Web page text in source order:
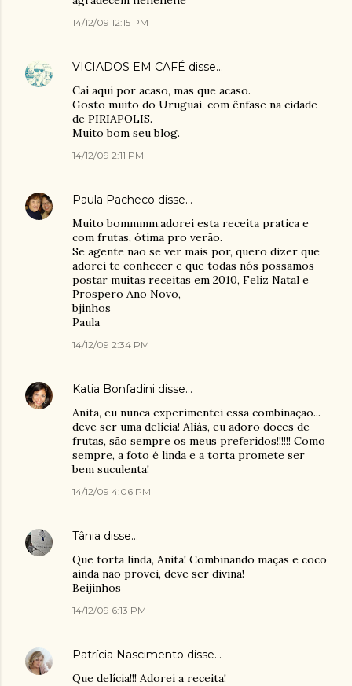
14/12/09 12:15 PM
VICIADOS EM CAFÉ disse…
Cai aqui por acaso, mas que acaso.
Gosto muito do Uruguai, com ênfase na cidade
de PIRIAPOLIS.
Muito bom seu blog.
14/12/09 2:11 PM
Paula Pacheco disse…
Muito bommmm,adorei esta receita pratica e
com frutas, ótima pro verão.
Se agente não se ver mais por, quero dizer que
adorei te conhecer e que todas nós possamos
postar muitas receitas em 2010, Feliz Natal e
Prospero Ano Novo,
bjinhos
Paula
14/12/09 2:34 PM
Katia Bonfadini disse…
Anita, eu nunca experimentei essa combinação...
deve ser uma delícia! Aliás, eu adoro doces de
frutas, são sempre os meus preferidos!!!!!! Como
sempre, a foto é linda e a torta promete ser
bem suculenta!
14/12/09 4:06 PM
Tânia disse…
Que torta linda, Anita! Combinando maçãs e coco
ainda não provei, deve ser divina!
Beijinhos
14/12/09 6:13 PM
Patrícia Nascimento disse…
Que delícia!!! Adorei a receita!